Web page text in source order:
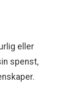
eller
spenst,